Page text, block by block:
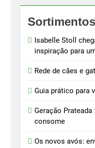
Sortimentos
Isabelle Stoll
inspiração para
Rede de cães e
Guia prático para
Geração
consome
Os novos avós: